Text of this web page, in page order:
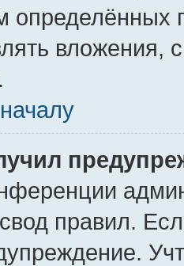
определённых
вложения,
правил.